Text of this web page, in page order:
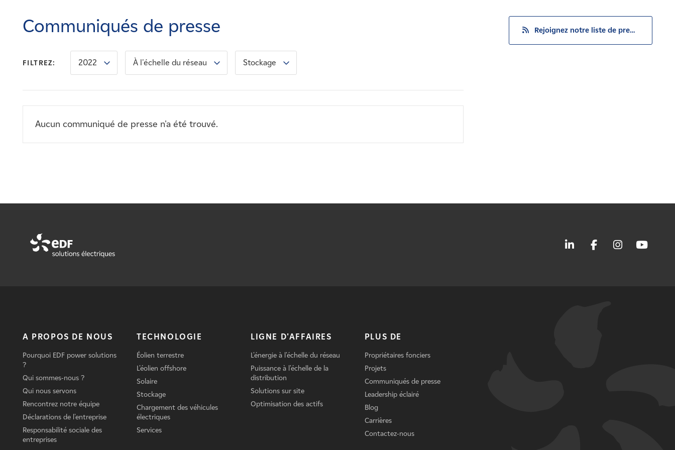
Nouvelles
Contactez-nous
Communiqués de presse
FILTREZ: 2022 À l'échelle du réseau Stockage
Aucun communiqué de presse n'a été trouvé.
Rejoignez notre liste de presse
A PROPOS DE NOUS
Pourquoi EDF power solutions
?
Qui sommes-nous ?
Qui nous servons
Rencontrez notre équipe
Déclarations de l'entreprise
Responsabilité sociale des
entreprises
TECHNOLOGIE
Éolien terrestre
L'éolien offshore
Solaire
Stockage
Chargement des véhicules
électriques
Services
LIGNE D'AFFAIRES
L'énergie à l'échelle du réseau
Puissance à l'échelle de la
distribution
Solutions sur site
Optimisation des actifs
PLUS DE
Propriétaires fonciers
Projets
Communiqués de presse
Leadership éclairé
Blog
Carrières
Contactez-nous